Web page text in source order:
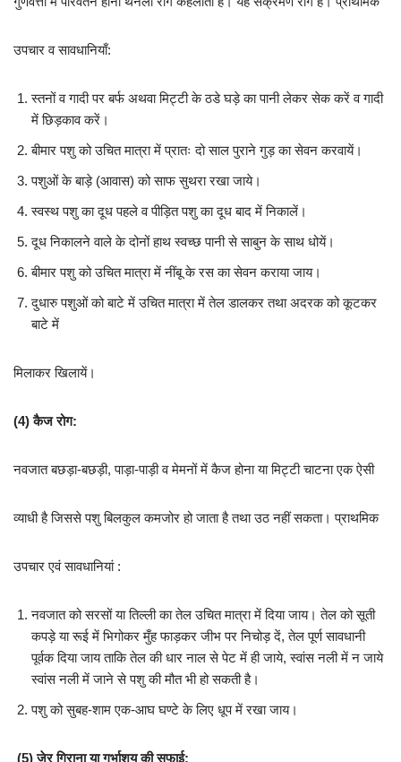
उपचार व सावधानियाँ:
स्तनों व गादी पर बर्फ अथवा मिट्टी के ठडे घड़े का पानी लेकर सेक करें व गादी
में छिड़काव करें।
बीमार पशु को उचित मात्रा में प्रातः दो साल पुराने गुड़ का सेवन करवायें।
पशुओं के बाड़े (आवास) को साफ सुथरा रखा जाये।
स्वस्थ पशु का दूध पहले व पीड़ित पशु का दूध बाद में निकालें।
दूध निकालने वाले के दोनों हाथ स्वच्छ पानी से साबुन के साथ धोयें।
बीमार पशु को उचित मात्रा में नींबू के रस का सेवन कराया जाय।
दुधारु पशुओं को बाटे में उचित मात्रा में तेल डालकर तथा अदरक को कूटकर
बाटे में
मिलाकर खिलायें।
(4)कैज रोग:
नवजात बछड़ा-बछड़ी, पाड़ा-पाड़ी व मेमनों में कैज होना या मिट्टी चाटना एक ऐसी
व्याधी है जिससे पशु बिलकुल कमजोर हो जाता है तथा उठ नहीं सकता। प्राथमिक
उपचार एवं सावधानियां :
नवजात को सरसों या तिल्ली का तेल उचित मात्रा में दिया जाय। तेल को सूती
कपड़े या रूई में भिगोकर मुँह फाड़कर जीभ पर निचोड़ दें, तेल पूर्ण सावधानी
पूर्वक दिया जाय ताकि तेल की धार नाल से पेट में ही जाये, स्वांस नली में न जाये
स्वांस नली में जाने से पशु की मौत भी हो सकती है।
पशु को सुबह-शाम एक-आघ घण्टे के लिए धूप में रखा जाय।
(5)जेर गिराना या गर्भाशय की सफाई: